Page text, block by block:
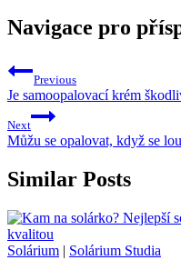
Navigace pro
Previous
Je samoopalovací krém
Next
Můžu se opalovat, když se
Similar Posts
Solárium | Solárium Studia